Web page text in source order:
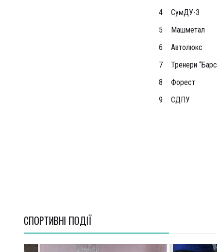
4
СумДУ-3
5
Машметал
6
Автолюкс
7
Тренери
8
Форест
9
СДПУ
СПОРТИВНI ПОДІЇ